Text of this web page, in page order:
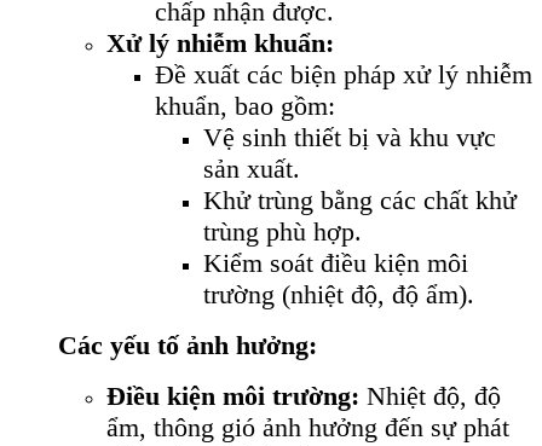
chấp nhận được.
Xử lý nhiễm khuẩn:
Đề xuất các biện pháp xử lý nhiễm
khuẩn, bao gồm:
Vệ sinh thiết bị và khu vực
sản xuất.
Khử trùng bằng các chất khử
trùng phù hợp.
Kiểm soát điều kiện môi
trường (nhiệt độ, độ ẩm).
Các yếu tố ảnh hưởng:
Điều kiện môi trường: Nhiệt độ, độ
ẩm, thông gió ảnh hưởng đến sự phát